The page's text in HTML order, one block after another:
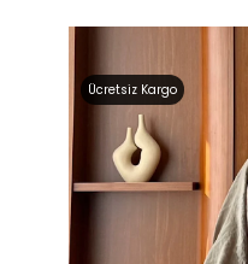
Ücretsiz Kargo